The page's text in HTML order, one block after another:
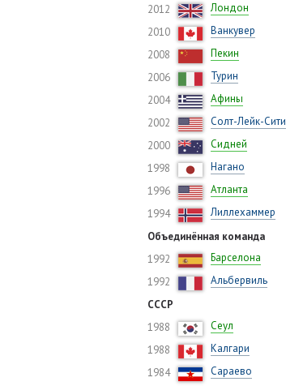
2012
Лондон
2010
Ванкувер
2008
Пекин
2006
Турин
2004
Афины
2002
Солт-Лейк-Сити
2000
Сидней
1998
Нагано
1996
Атланта
1994
Лиллехаммер
Объединённая команда
1992
Барселона
1992
Альбервиль
СССР
1988
Сеул
1988
Калгари
1984
Сараево